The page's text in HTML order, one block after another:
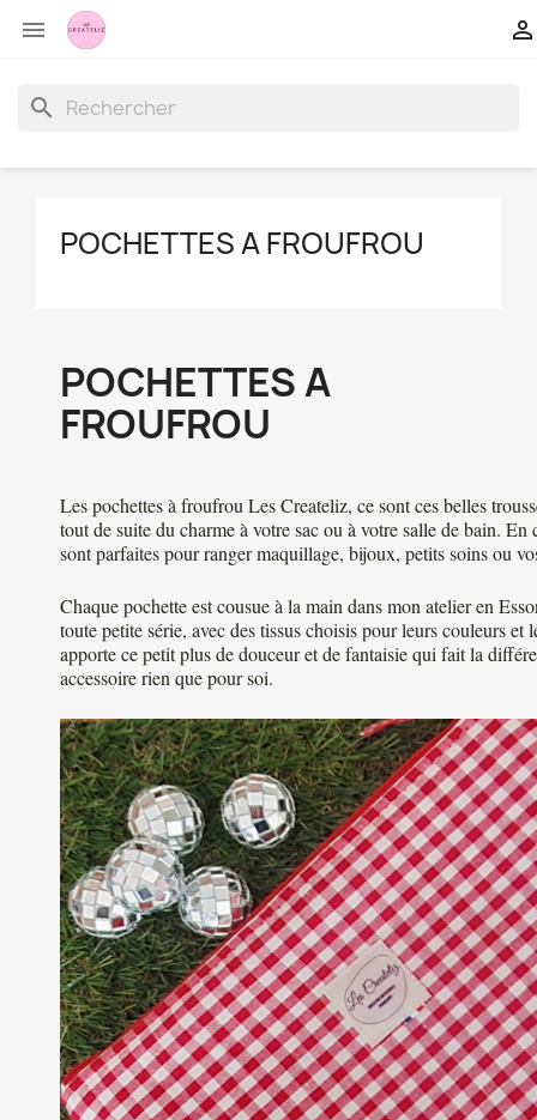
 
search
POCHETTES A FROUFROU
POCHETTES A
FROUFROU
Les pochettes à froufrou Les Createliz, ce sont ces belles
tout de suite du charme à votre sac ou à votre salle de bain.
sont parfaites pour ranger maquillage, bijoux, petits soins ou
Chaque pochette est cousue à la main dans mon atelier en
toute petite série, avec des tissus choisis pour leurs couleurs
apporte ce petit plus de douceur et de fantaisie qui fait la
accessoire rien que pour soi.